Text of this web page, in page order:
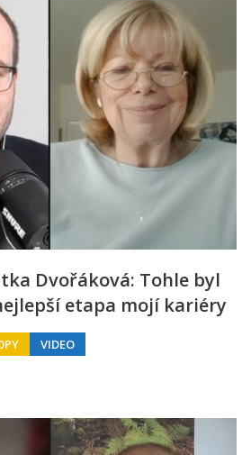
Dvořáková: Tohle byl
etapa mojí kariéry
VIDEO